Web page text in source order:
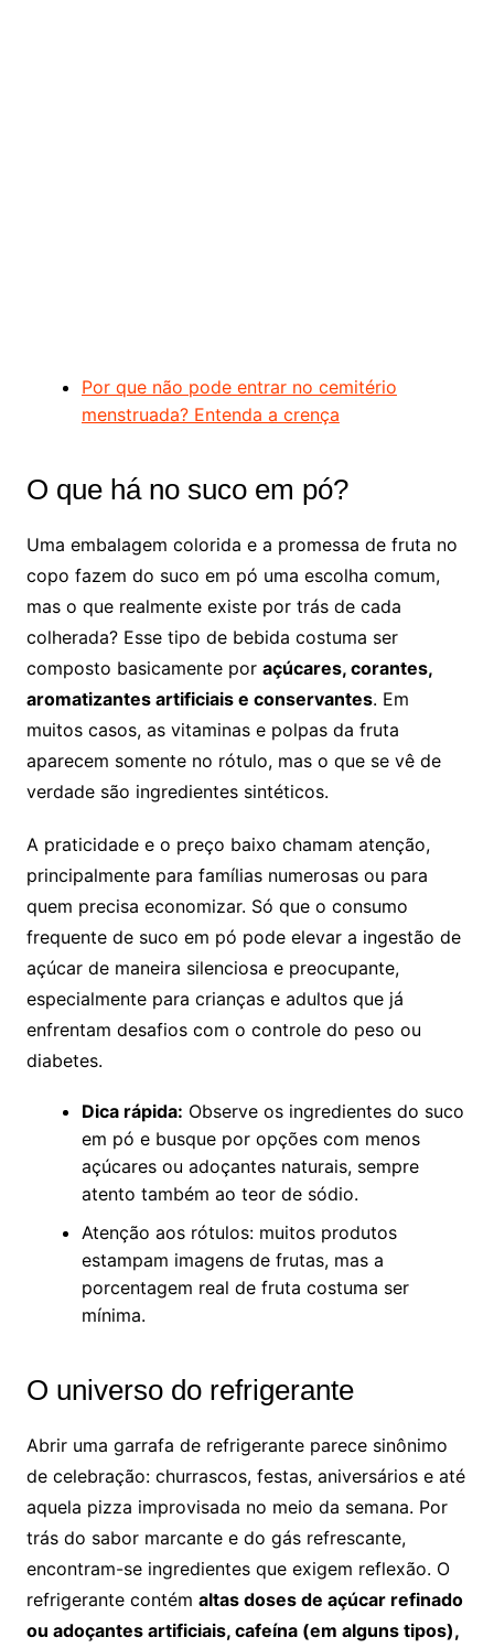
Por que não pode entrar no cemitério
menstruada? Entenda a crença
O que há no suco em pó?
Uma embalagem colorida e a promessa de fruta no
copo fazem do suco em pó uma escolha comum,
mas o que realmente existe por trás de cada
colherada? Esse tipo de bebida costuma ser
composto basicamente por açúcares, corantes,
aromatizantes artificiais e conservantes. Em
muitos casos, as vitaminas e polpas da fruta
aparecem somente no rótulo, mas o que se vê de
verdade são ingredientes sintéticos.
A praticidade e o preço baixo chamam atenção,
principalmente para famílias numerosas ou para
quem precisa economizar. Só que o consumo
frequente de suco em pó pode elevar a ingestão de
açúcar de maneira silenciosa e preocupante,
especialmente para crianças e adultos que já
enfrentam desafios com o controle do peso ou
diabetes.
Dica rápida: Observe os ingredientes do suco
em pó e busque por opções com menos
açúcares ou adoçantes naturais, sempre
atento também ao teor de sódio.
Atenção aos rótulos: muitos produtos
estampam imagens de frutas, mas a
porcentagem real de fruta costuma ser
mínima.
O universo do refrigerante
Abrir uma garrafa de refrigerante parece sinônimo
de celebração: churrascos, festas, aniversários e até
aquela pizza improvisada no meio da semana. Por
trás do sabor marcante e do gás refrescante,
encontram-se ingredientes que exigem reflexão. O
refrigerante contém altas doses de açúcar refinado
ou adoçantes artificiais, cafeína (em alguns tipos),